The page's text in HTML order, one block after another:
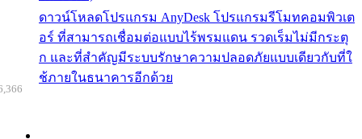
ดาวน์โหลดโปรแกรม AnyDesk โปรแกรมรีโมทคอมพิวเต
อร์ ที่สามารถเชื่อมต่อแบบไร้พรมแดน รวดเร็มไม่มีกระตุ
ก และที่สำคัญมีระบบรักษาความปลอดภัยแบบเดียวกับที่ใ
ช้ภายในธนาคารอีกด้วย